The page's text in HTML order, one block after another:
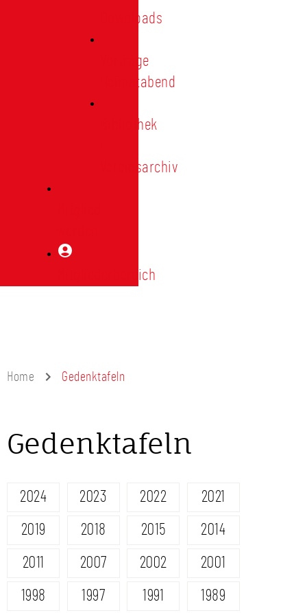
Downloads
Vorträge
Heimatabend
Bibliothek
Vereinsarchiv
Mitgliederbereich
Home Gedenktafeln
Gedenktafeln
2024 2023 2022
2021
2019
2018 2015
2014
2011
2007 2002
2001
1998
1997 1991
1989